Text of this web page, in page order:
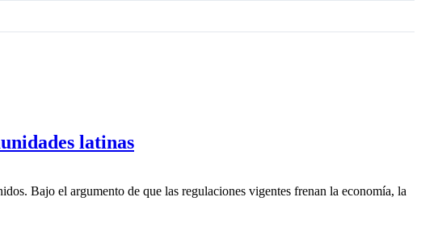
latinas
Bajo el argumento de que las regulaciones vigentes frenan la economía, la